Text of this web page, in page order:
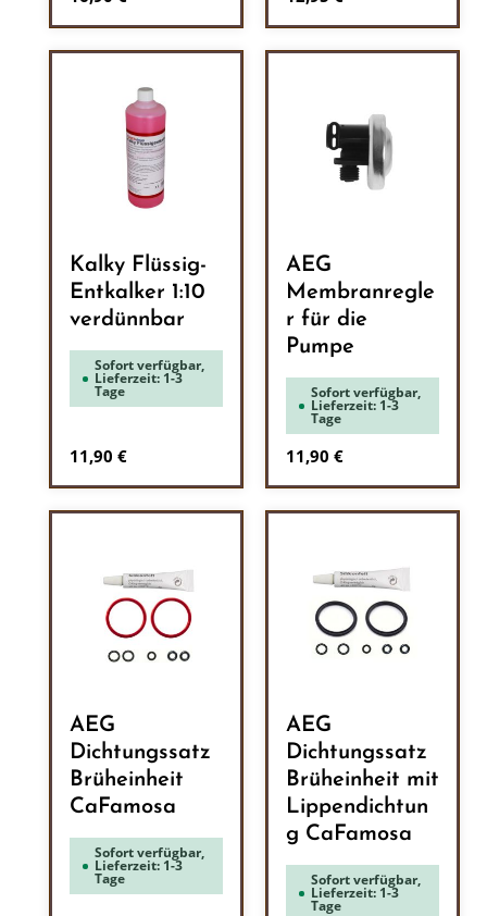
Kalky Flüssig-
Entkalker 1:10
verdünnbar
Sofort verfügbar,
Lieferzeit: 1-3
Tage
Regulärer Preis:
11,90 €
AEG
Membranregle
r für die
Pumpe
Sofort verfügbar,
Lieferzeit: 1-3
Tage
Regulärer Preis:
11,90 €
AEG
Dichtungssatz
Brüheinheit
CaFamosa
Sofort verfügbar,
Lieferzeit: 1-3
Tage
AEG
Dichtungssatz
Brüheinheit mit
Lippendichtun
g CaFamosa
Sofort verfügbar,
Lieferzeit: 1-3
Tage